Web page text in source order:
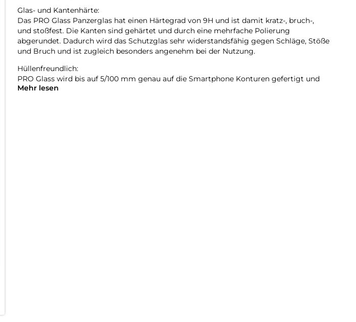
Glas- und Kantenhärte:
Das PRO Glass Panzerglas hat einen Härtegrad von 9H und ist damit kratz-, bruch-,
und stoßfest. Die Kanten sind gehärtet und durch eine mehrfache Polierung
abgerundet. Dadurch wird das Schutzglas sehr widerstandsfähig gegen Schläge, Stöße
und Bruch und ist zugleich besonders angenehm bei der Nutzung.
Hüllenfreundlich:
PRO Glass wird bis auf 5/100 mm genau auf die Smartphone Konturen gefertigt und
passt somit perfekt auf Ihr Smartphone. Außerdem ist die Schutzfolie ultradünn. Somit
Mehr lesen